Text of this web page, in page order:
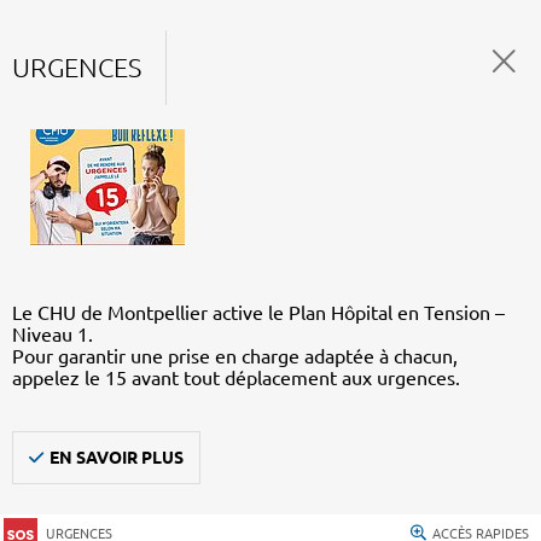
URGENCES
Le CHU de Montpellier active le Plan Hôpital en Tension –
Niveau 1.
Pour garantir une prise en charge adaptée à chacun,
appelez le 15 avant tout déplacement aux urgences.
EN SAVOIR PLUS
URGENCES ACCÈS RAPIDES